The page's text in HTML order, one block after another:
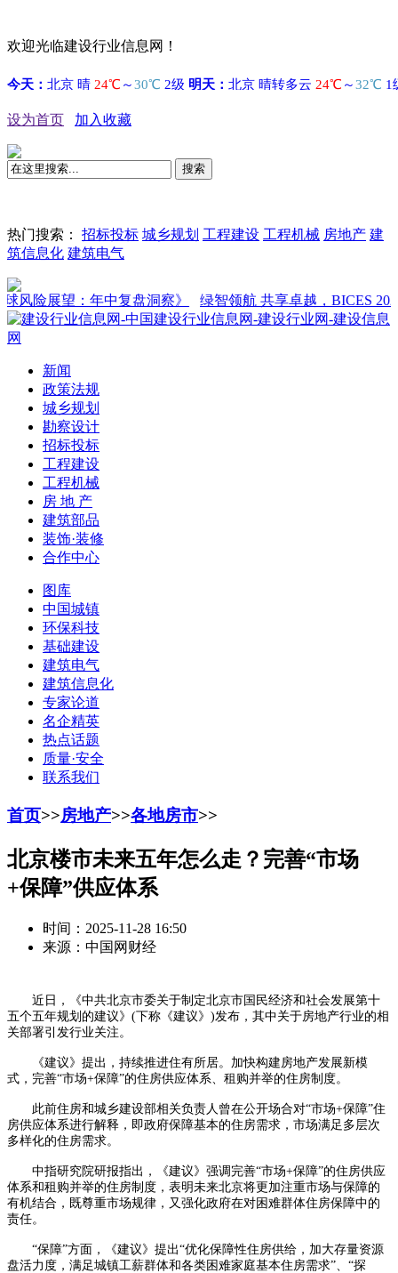
欢迎光临建设行业信息网！
设为首页 加入收藏
搜索
热门搜索： 招标投标 城乡规划 工程建设 工程机械 房地产 建
筑信息化 建筑电气
展望：年中复盘洞察》 绿智领航 共享卓越，BICES 2027新
新闻
政策法规
城乡规划
勘察设计
招标投标
工程建设
工程机械
房 地 产
建筑部品
装饰·装修
合作中心
图库
中国城镇
环保科技
基础建设
建筑电气
建筑信息化
专家论道
名企精英
热点话题
质量·安全
联系我们
首页>>房地产>>各地房市>>
北京楼市未来五年怎么走？完善“市场
+保障”供应体系
时间：2025-11-28 16:50
来源：中国网财经
近日，《中共北京市委关于制定北京市国民经济和社会发展第十
五个五年规划的建议》(下称《建议》)发布，其中关于房地产行业的相
关部署引发行业关注。
《建议》提出，持续推进住有所居。加快构建房地产发展新模
式，完善“市场+保障”的住房供应体系、租购并举的住房制度。
此前住房和城乡建设部相关负责人曾在公开场合对“市场+保障”住
房供应体系进行解释，即政府保障基本的住房需求，市场满足多层次
多样化的住房需求。
中指研究院研报指出，《建议》强调完善“市场+保障”的住房供应
体系和租购并举的住房制度，表明未来北京将更加注重市场与保障的
有机结合，既尊重市场规律，又强化政府在对困难群体住房保障中的
责任。
“保障”方面，《建议》提出“优化保障性住房供给，加大存量资源
盘活力度，满足城镇工薪群体和各类困难家庭基本住房需求”、“探